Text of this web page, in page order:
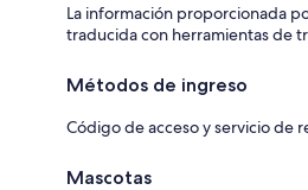
La información proporcionada
traducida con herramientas de
Métodos de ingreso
Código de acceso y servicio de
Mascotas